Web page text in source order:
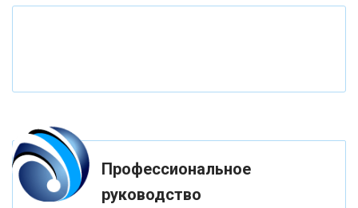
«ФК ОТКРЫТИЕ»
«ЗАПСИБКОМБАНК»Профессиональное
руководство